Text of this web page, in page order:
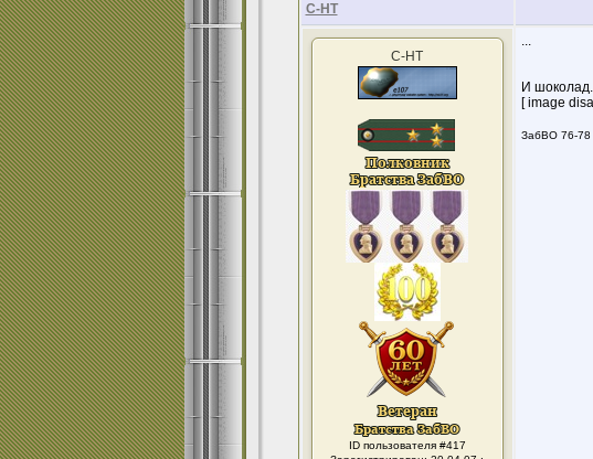
С-НТ
С-НТ
ID пользователя #417
...
И
[ image
ЗабВО 76-78